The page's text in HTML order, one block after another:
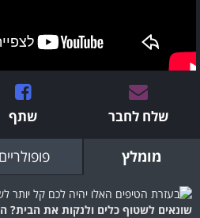
שלח לחבר שתף
מומלץ פופולריים
שונאים לשטוף כלים ולנקות את הבית?